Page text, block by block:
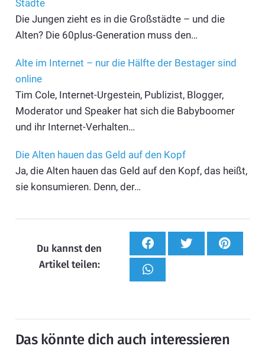
Städte
Die Jungen zieht es in die Großstädte – und die
Alten? Die 60plus-Generation muss den…
Alte im Internet – nur die Hälfte der Bestager sind
online
Tim Cole, Internet-Urgestein, Publizist, Blogger,
Moderator und Speaker hat sich die Babyboomer
und ihr Internet-Verhalten…
Die Alten hauen das Geld auf den Kopf
Ja, die Alten hauen das Geld auf den Kopf, das heißt,
sie konsumieren. Denn, der…
Du kannst den
Artikel teilen:
Das könnte dich auch interessieren